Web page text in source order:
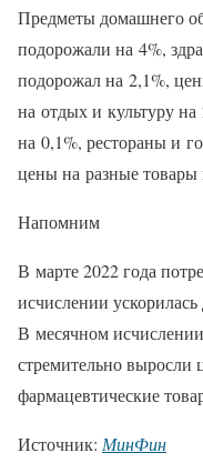
Предметы домашнего
подорожали на 4%,
подорожал на 2,1%,
на отдых и культуру
на 0,1%, рестораны и
цены на разные товары
Напомним
В марте 2022 года
исчислении
В месячном
стремительно
фармацевтические
Источник: МинФин